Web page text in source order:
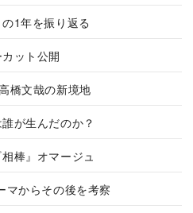
1年を振り返る
ット公開
橋文哉の新境地
誰が生んだのか？
棒』オマージュ
マからその後を考察